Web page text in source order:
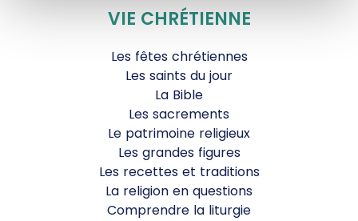
VIE CHRÉTIENNE
Les fêtes chrétiennes
Les saints du jour
La Bible
Les sacrements
Le patrimoine religieux
Les grandes figures
Les recettes et traditions
La religion en questions
Comprendre la liturgie